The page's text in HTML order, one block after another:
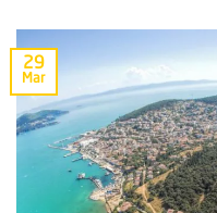
29
Mar